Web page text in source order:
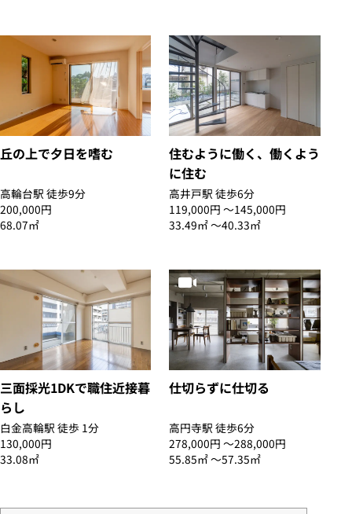
丘の上で夕日を嗜む
高輪台駅 徒歩9分
200,000円
68.07㎡
住むように働く、働くよう
に住む
高井戸駅 徒歩6分
119,000円 〜145,000円
33.49㎡ 〜40.33㎡
三面採光1DKで職住近接暮
らし
白金高輪駅 徒歩 1分
130,000円
33.08㎡
仕切らずに仕切る
高円寺駅 徒歩6分
278,000円 〜288,000円
55.85㎡ 〜57.35㎡